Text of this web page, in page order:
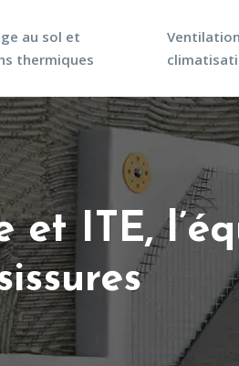
au sol et
thermiques
ITE,